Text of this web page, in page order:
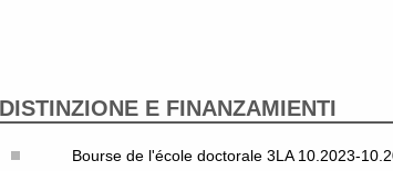
DISTINZIONE E FINANZAMIENTI
Bourse de l'école doctorale 3LA 10.2023-